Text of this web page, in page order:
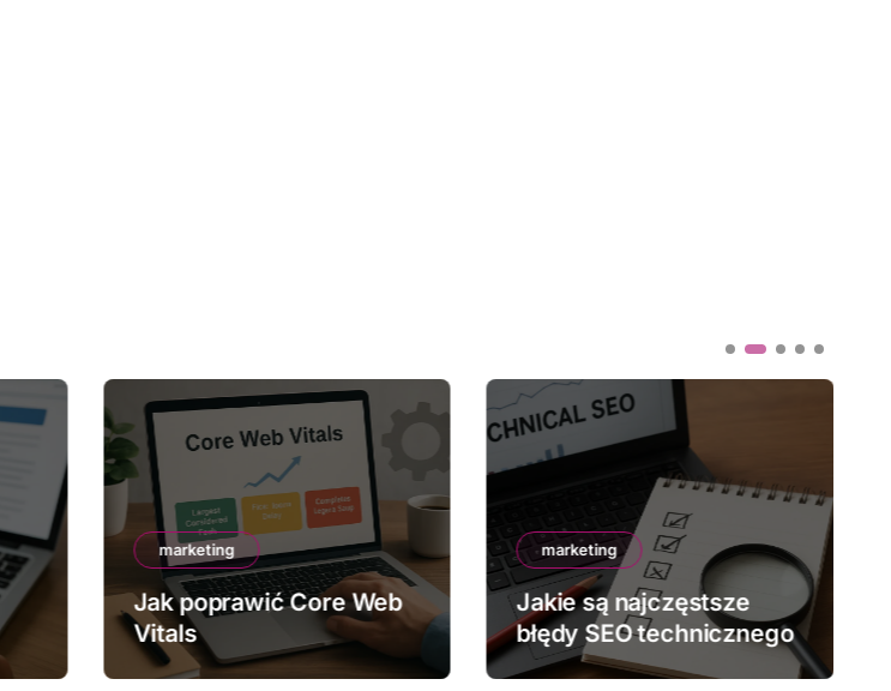
marketing
Jak poprawić Core Web
Vitals
marketing
Jakie są najczęstsze
błędy SEO technicznego